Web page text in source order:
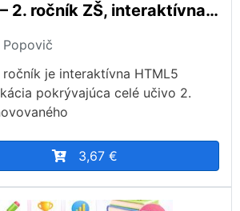
Matematika – 2. ročník ZŠ, interaktívna aplikácia podľa ŠVP
Popovič
je interaktívna HTML5
pokrývajúca celé učivo 2.
3,67 €